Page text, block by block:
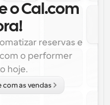
o Cal.com
reservas e
o performer
hoje.
com as vendas